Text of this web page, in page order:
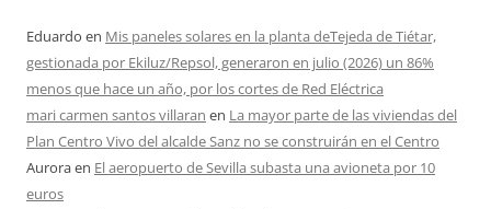
Eduardo en Mis paneles solares en la planta deTejeda de Tiétar,
gestionada por Ekiluz/Repsol, generaron en julio (2026) un 86%
menos que hace un año, por los cortes de Red Eléctrica
mari carmen santos villaran en La mayor parte de las viviendas del
Plan Centro Vivo del alcalde Sanz no se construirán en el Centro
Auroraen El aeropuerto de Sevilla subasta una avioneta por 10
euros